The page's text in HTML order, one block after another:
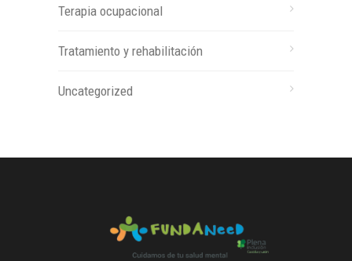
Terapia ocupacional
Tratamiento y rehabilitación
Uncategorized